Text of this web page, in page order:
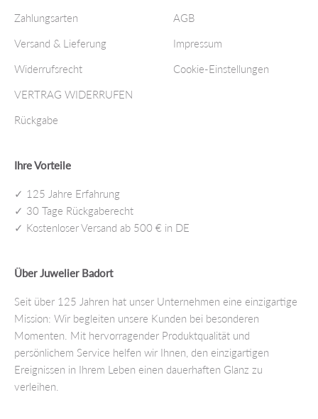
Zahlungsarten
Versand & Lieferung
Widerrufsrecht
VERTRAG WIDERRUFEN
Rückgabe
AGB
Impressum
Cookie-Einstellungen
Ihre Vorteile
✓ 125 Jahre Erfahrung
✓ 30 Tage Rückgaberecht
✓ Kostenloser Versand ab 500 € in DE
Über Juwelier Badort
Seit über 125 Jahren hat unser Unternehmen eine einzigartige
Mission: Wir begleiten unsere Kunden bei besonderen
Momenten. Mit hervorragender Produktqualität und
persönlichem Service helfen wir Ihnen, den einzigartigen
Ereignissen in Ihrem Leben einen dauerhaften Glanz zu
verleihen.